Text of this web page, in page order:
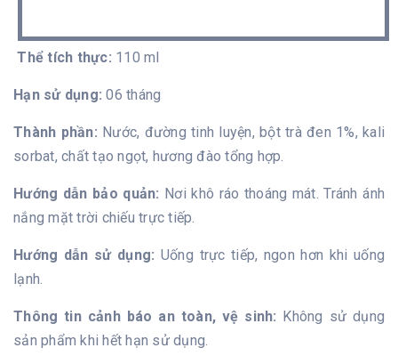
Thể tích thực: 110 ml
Hạn sử dụng:06 tháng
Thành phần: Nước, đường tinh luyện, bột trà đen 1%, kali
sorbat, chất tạo ngọt, hương đào tổng hợp.
Hướng dẫn bảo quản: Nơi khô ráo thoáng mát. Tránh ánh
nắng mặt trời chiếu trực tiếp.
Hướng dẫn sử dụng: Uống trực tiếp, ngon hơn khi uống
lạnh.
Thông tin cảnh báo an toàn, vệ sinh: Không sử dụng
sản phẩm khi hết hạn sử dụng.